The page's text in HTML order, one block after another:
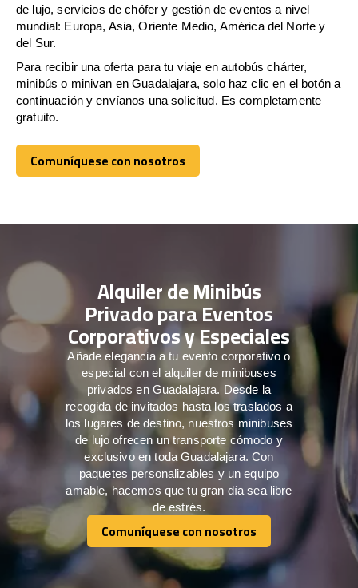
de lujo, servicios de chófer y gestión de eventos a nivel
mundial: Europa, Asia, Oriente Medio, América del Norte y
del Sur.
Para recibir una oferta para tu viaje en autobús chárter,
minibús o minivan en Guadalajara, solo haz clic en el botón a
continuación y envíanos una solicitud. Es completamente
gratuito.
Comuníquese con nosotros
Comuníquese con nosotros
Alquiler de Minibús
Privado para Eventos
Corporativos y Especiales
Añade elegancia a tu evento corporativo o
especial con el alquiler de minibuses
privados en Guadalajara. Desde la
recogida de invitados hasta los traslados a
los lugares de destino, nuestros minibuses
de lujo ofrecen un transporte cómodo y
exclusivo en toda Guadalajara. Con
paquetes personalizables y un equipo
amable, hacemos que tu gran día sea libre
de estrés.
Comuníquese con nosotros
Comuníquese con nosotros